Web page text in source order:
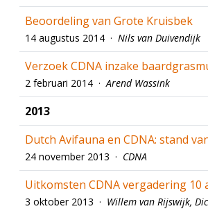
Beoordeling van Grote Kruisbek
14 augustus 2014 · Nils van Duivendijk
Verzoek CDNA inzake
2 februari 2014 ·Arend Wassink
2013
Dutch Avifauna en CDNA: stand
24 november 2013 · CDNA
Uitkomsten CDNA vergadering 10
3 oktober 2013 · Willem van Rijswijk,